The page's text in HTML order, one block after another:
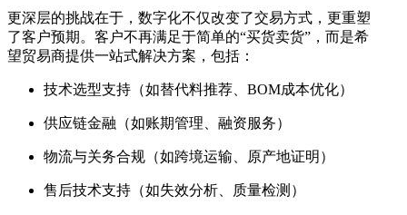
更深层的挑战在于，数字化不仅改变了交易方式，更重塑
了客户预期。客户不再满足于简单的“买货卖货”，而是希
望贸易商提供一站式解决方案，包括：
技术选型支持（如替代料推荐、BOM成本优化）
供应链金融（如账期管理、融资服务）
物流与关务合规（如跨境运输、原产地证明）
售后技术支持（如失效分析、质量检测）